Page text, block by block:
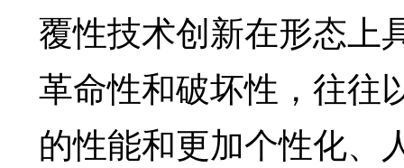
覆性技术创新在形态上
革命性和破坏性，往往
的性能和更加个性化、